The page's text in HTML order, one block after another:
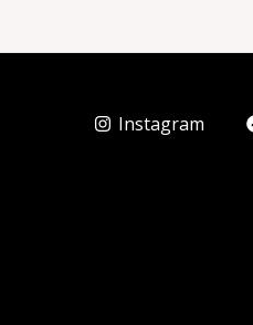
Instagram